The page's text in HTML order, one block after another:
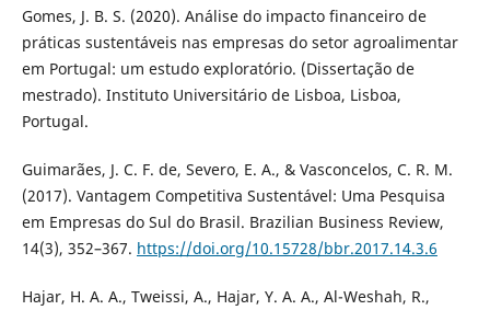
Gomes, J. B. S. (2020). Análise do impacto financeiro de
práticas sustentáveis nas empresas do setor agroalimentar
em Portugal: um estudo exploratório. (Dissertação de
mestrado). Instituto Universitário de Lisboa, Lisboa,
Portugal.
Guimarães, J. C. F. de, Severo, E. A., & Vasconcelos, C. R. M.
(2017). Vantagem Competitiva Sustentável: Uma Pesquisa
em Empresas do Sul do Brasil. Brazilian Business Review,
14(3), 352–367. https://doi.org/10.15728/bbr.2017.14.3.6
Hajar, H. A. A., Tweissi, A., Hajar, Y. A. A., Al-Weshah, R.,